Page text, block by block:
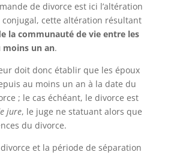
de divorce est ici l’altération
cette altération résultant
la communauté de vie entre les
moins un an.
doit donc établir que les époux
au moins un an à la date du
; le cas échéant, le divorce est
jure, le juge ne statuant alors que
du divorce.
et la période de séparation